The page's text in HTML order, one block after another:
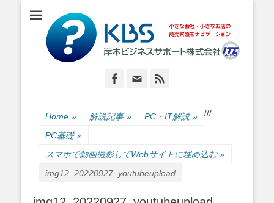
岸本ビジネスサポ
ート株式会社
小さな会社・小さなお店のIT経営をナビゲーション
Facebook
Email
Home » 解説記事 » /
PC・IT解説 » /
PC基礎 »
/
スマホで動画撮影してWebサイトに埋め込む »
img12_20220927_youtubeupload